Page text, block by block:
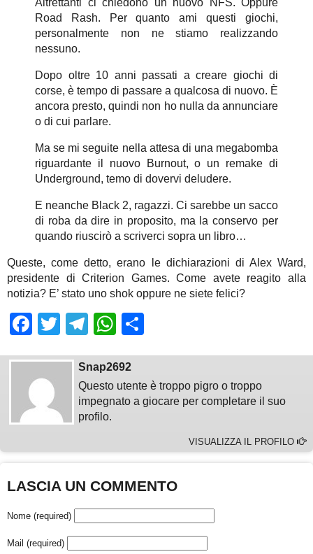
Altrettanti ci chiedono un nuovo NFS. Oppure
Road Rash. Per quanto ami questi giochi,
personalmente non ne stiamo realizzando
nessuno.
Dopo oltre 10 anni passati a creare giochi di
corse, è tempo di passare a qualcosa di nuovo. È
ancora presto, quindi non ho nulla da annunciare
o di cui parlare.
Ma se mi seguite nella attesa di una megabomba
riguardante il nuovo Burnout, o un remake di
Underground, temo di dovervi deludere.
E neanche Black 2, ragazzi. Ci sarebbe un sacco
di roba da dire in proposito, ma la conservo per
quando riuscirò a scriverci sopra un libro…
Queste, come detto, erano le dichiarazioni di Alex Ward,
presidente di Criterion Games. Come avete reagito alla
notizia? E’ stato uno shok oppure ne siete felici?
Facebook
TwitterTelegram
WhatsApp
Snap2692
Questo utente è troppo pigro o troppo
impegnato a giocare per completare il suo
profilo.
VISUALIZZA IL PROFILO
LASCIA UN COMMENTO
Nome (required)
Mail (required)